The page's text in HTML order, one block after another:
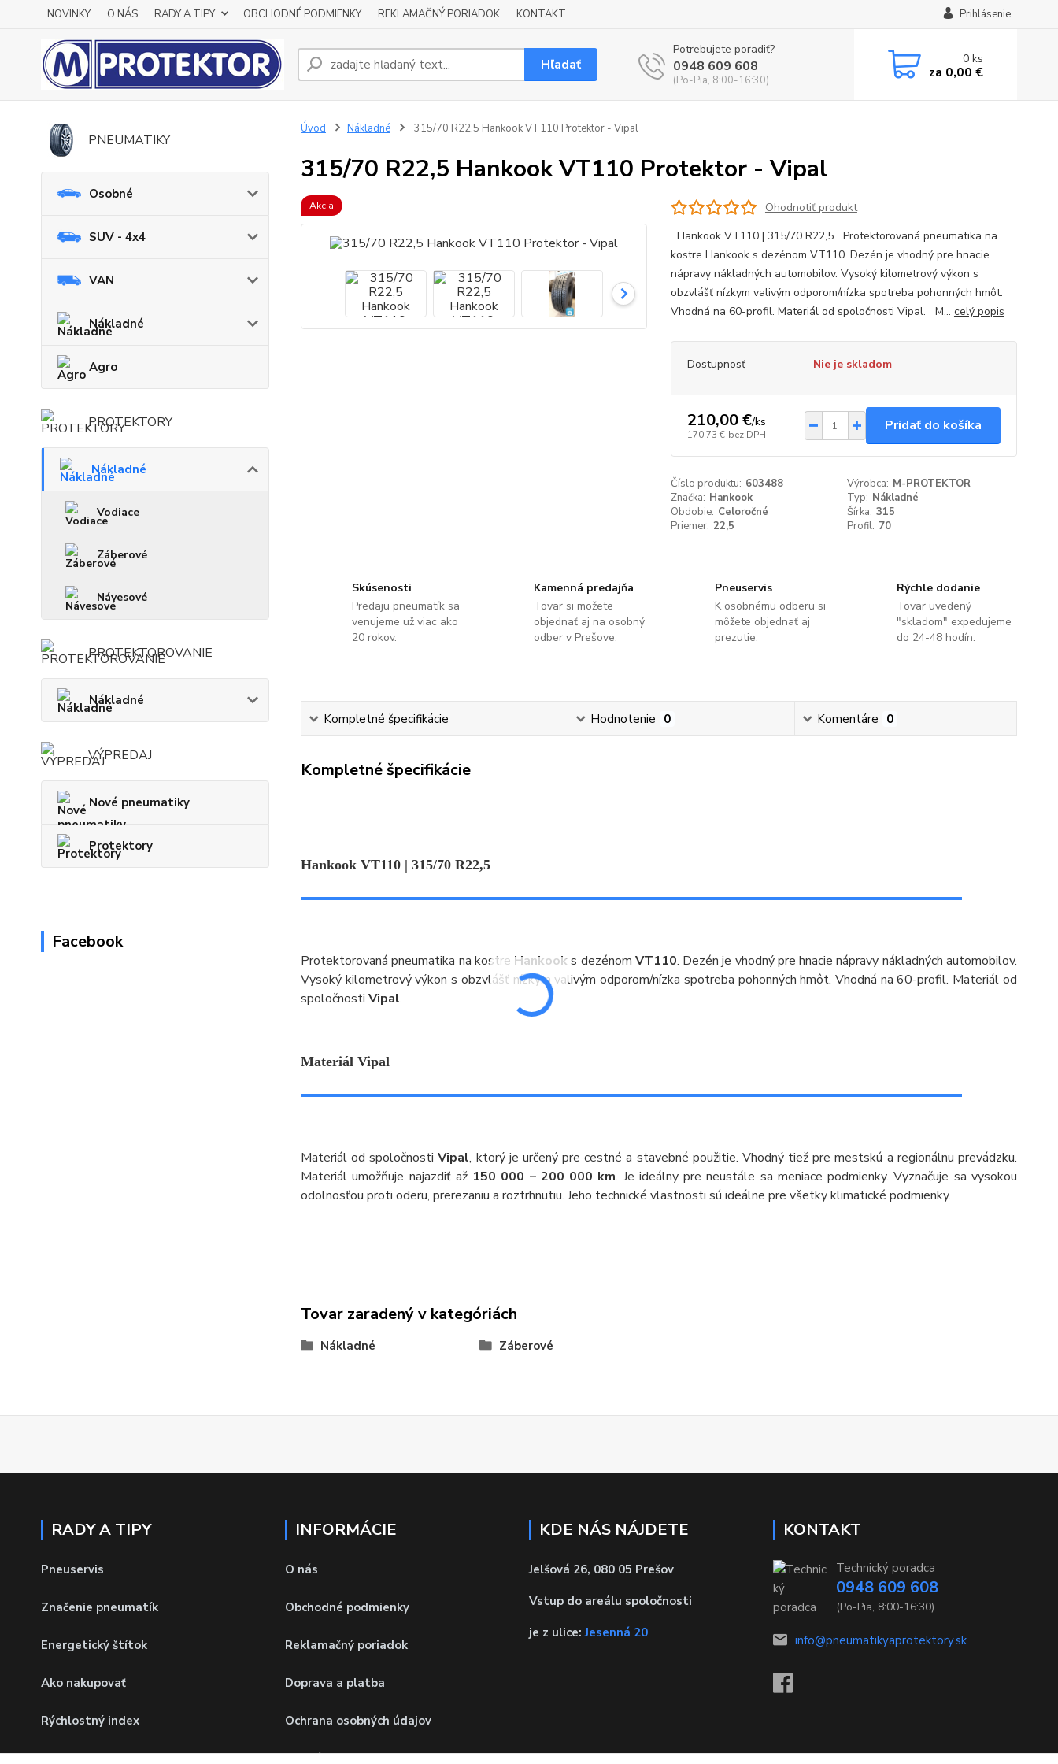
NOVINKY O NÁS RADY A TIPY OBCHODNÉ PODMIENKY REKLAMAČNÝ PORIADOK KONTAKT Prihlásenie
Hľadať
Potrebujete poradiť?
0948 609 608
(Po-Pia, 8:00-16:30)
0ks
za 0,00 €
PNEUMATIKY
Osobné
SUV - 4x4
VAN
Nákladné
Agro
PROTEKTORY
Nákladné
Vodiace
Záberové
Návesové
PROTEKTOROVANIE
Nákladné
VÝPREDAJ
Nové pneumatiky
Protektory
Facebook
Úvod Nákladné 315/70 R22,5 Hankook VT110 Protektor - Vipal
315/70 R22,5 Hankook VT110 Protektor - Vipal
Akcia
Ohodnotiť produkt
Hankook VT110 | 315/70 R22,5 Protektorovaná pneumatika na
kostre Hankook s dezénom VT110. Dezén je vhodný pre hnacie
nápravy nákladných automobilov. Vysoký kilometrový výkon s
obzvlášť nízkym valivým odporom/nízka spotreba pohonných hmôt.
Vhodná na 60-profil. Materiál od spoločnosti Vipal. M... celý popis
Dostupnosť Nie je skladom
210,00 €/ks
170,73 € bez DPH
Pridať do košíka
Číslo produktu: 603488 Výrobca: M-PROTEKTOR
Značka: Hankook Typ: Nákladné
Obdobie: Celoročné Šírka: 315
Priemer: 22,5 Profil: 70
Skúsenosti
Predaju pneumatík sa
venujeme už viac ako
20 rokov.
Kamenná predajňa
Tovar si možete
objednať aj na osobný
odber v Prešove.
Pneuservis
K osobnému odberu si
môžete objednať aj
prezutie.
Rýchle dodanie
Tovar uvedený
"skladom" expedujeme
do 24-48 hodín.
Kompletné špecifikácie Hodnotenie 0 Komentáre 0
Kompletné špecifikácie
Hankook VT110 | 315/70 R22,5
Protektorovaná pneumatika na kostre Hankooks dezénom VT110. Dezén je vhodný pre hnacie nápravy nákladných automobilov.
Vysoký kilometrový výkon s obzvlášť nízkym valivým odporom/nízka spotreba pohonných hmôt. Vhodná na 60-profil. Materiál od
spoločnosti Vipal.
Materiál Vipal
Materiál od spoločnostiVipal, ktorý je určený pre cestné a stavebné použitie. Vhodný tiež pre mestskú a regionálnu prevádzku.
Materiál umožňuje najazdiť až 150 000 – 200 000 km. Je ideálny pre neustále sa meniace podmienky. Vyznačuje sa vysokou
odolnosťou proti oderu, prerezaniu a roztrhnutiu. Jeho technické vlastnosti sú ideálne pre všetky klimatické podmienky.
Tovar zaradený v kategóriách
Nákladné Záberové
RADY A TIPY
Pneuservis
Značenie pneumatík
Energetický štítok
Ako nakupovať
Rýchlostný index
Hmotnostný index
INFORMÁCIE
O nás
Obchodné podmienky
Reklamačný poriadok
Doprava a platba
Ochrana osobných údajov
Odstúpenie od zmluvy
KDE NÁS NÁJDETE
Jelšová 26, 080 05 Prešov
Vstup do areálu spoločnosti
je z ulice: Jesenná 20
KONTAKT
Technický poradca
0948 609 608
(Po-Pia, 8:00-16:30)
info@pneumatikyaprotektory.sk